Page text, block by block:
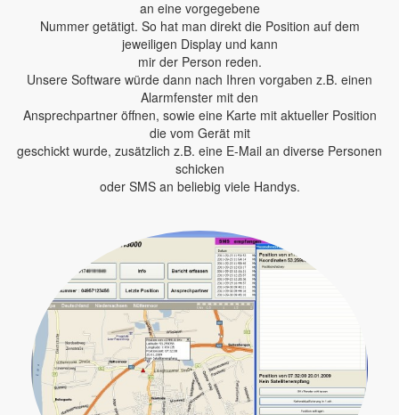
an eine vorgegebene
Nummer getätigt. So hat man direkt die Position auf dem
jeweiligen Display und kann
mir der Person reden.
Unsere Software würde dann nach Ihren vorgaben z.B. einen
Alarmfenster mit den
Ansprechpartner öffnen, sowie eine Karte mit aktueller Position
die vom Gerät mit
geschickt wurde, zusätzlich z.B. eine E-Mail an diverse Personen
schicken
oder SMS an beliebig viele Handys.